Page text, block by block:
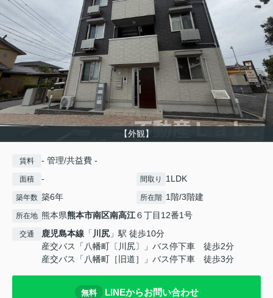
【外観】
賃料 - 管理/共益費 -
面積 - 間取り 1LDK
築年数 築6年 所在階 1階/3階建
所在地 熊本県熊本市南区南高江６丁目12番1号
交通 鹿児島本線 「 川尻 」駅 徒歩10分
産交バス「八幡町〔川尻〕」バス停下車 徒歩2分
産交バス「八幡町［旧道］」バス停下車 徒歩3分
無料 LINEからお問い合わせ